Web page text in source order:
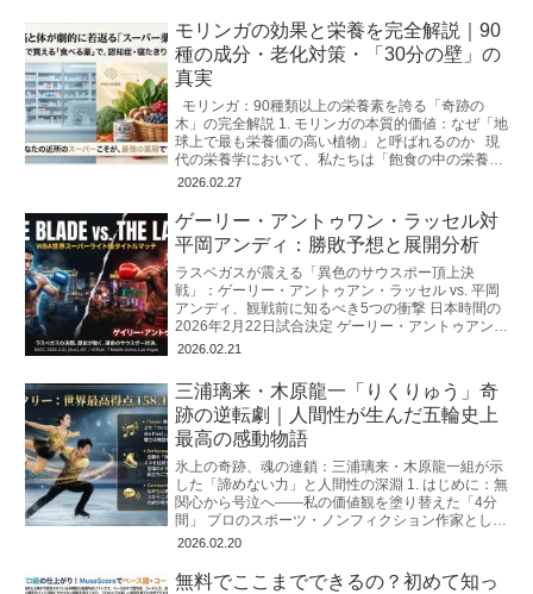
モリンガの効果と栄養を完全解説｜90
種の成分・老化対策・「30分の壁」の
真実
モリンガ：90種類以上の栄養素を誇る「奇跡の
木」の完全解説 1. モリンガの本質的価値：なぜ「地
球上で最も栄養価の高い植物」と呼ばれるのか 現
代の栄養学において、私たちは「飽食の中の栄養失
調」
2026.02.27
ゲーリー・アントゥワン・ラッセル対
平岡アンディ：勝敗予想と展開分析
ラスベガスが震える「異色のサウスポー頂上決
戦」：ゲーリー・アントゥアン・ラッセル vs. 平岡
アンディ、観戦前に知るべき5つの衝撃 日本時間の
2026年2月22日試合決定 ゲーリー・アントゥアン・
ラッセルVS平岡アンディ
2026.02.21
三浦璃来・木原龍一「りくりゅう」奇
跡の逆転劇｜人間性が生んだ五輪史上
最高の感動物語
氷上の奇跡、魂の連鎖：三浦璃来・木原龍一組が示
した「諦めない力」と人間性の深淵 1. はじめに：無
関心から号泣へ――私の価値観を塗り替えた「4分
間」 プロのスポーツ・ノンフィクション作家とし
て、私はこれまで幾多の「奇跡」
2026.02.20
無料でここまでできるの？初めて知っ